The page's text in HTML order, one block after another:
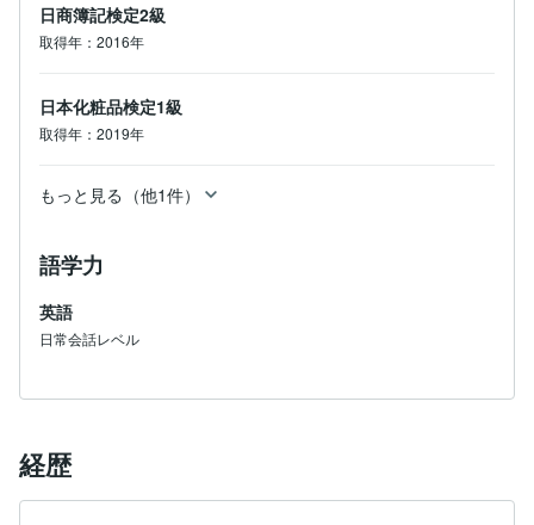
日商簿記検定2級
取得年：2016年
日本化粧品検定1級
取得年：2019年
もっと見る（他1件）
語学力
英語
日常会話レベル
経歴